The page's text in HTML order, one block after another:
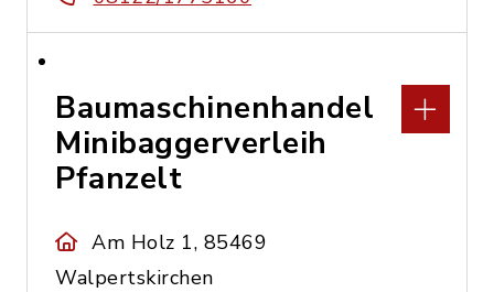
Baumaschinenhandel
Minibaggerverleih
Pfanzelt
Am Holz 1, 85469
Walpertskirchen